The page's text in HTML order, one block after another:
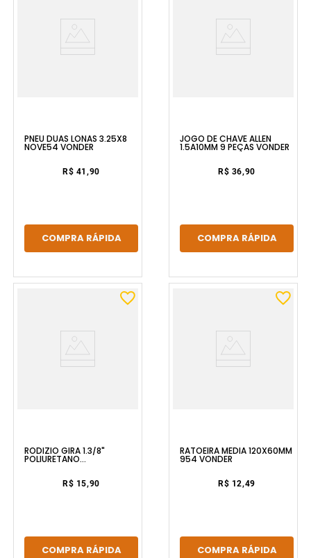
PNEU DUAS LONAS 3.25X8
NOVE54 VONDER
R$ 41,90
COMPRA RÁPIDA
JOGO DE CHAVE ALLEN
1.5A10MM 9 PEÇAS VONDER
R$ 36,90
COMPRA RÁPIDA
RODIZIO GIRA 1.3/8"
POLIURETANO
R$ 15,90
COMPRA RÁPIDA
RATOEIRA MEDIA 120X60MM
954 VONDER
R$ 12,49
COMPRA RÁPIDA